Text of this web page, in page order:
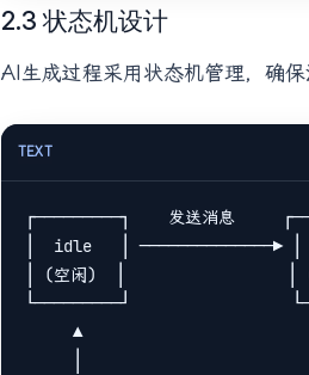
                              │
│  ┌──────────────┐
│  │ Markdown解析 │  │ 代码
│  └──────────────┘
                              │
│                        服务
│  ┌──────────────┐
2.3 状态机设计
AI生成过程采用状态机管理，确保
TEXT
┌─────────┐    发送消息
│  idle   │ ──────────────▶
│ (空闲)  │                 │ (
└─────────┘